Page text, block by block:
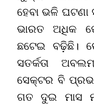
ହେବା ଭଳି
ଭାରତ ଅଧିକ
ଛଟେଇ ବଢ଼ିଛି।
ସତର୍କତା
ସେକ୍ଟର ବି
ଗତ ଦୁଇ ମାସ